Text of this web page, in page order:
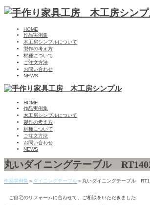
HOME
作品実例集
木工房シンプルについて
製作の考え方
材種について
ご注文方法
お問い合わせ
NEWS
HOME
作品実例集
木工房シンプルについて
製作の考え方
材種について
ご注文方法
お問い合わせ
NEWS
丸いダイニングテーブル
作品実例集＞ ダイニングテーブル＞丸いダイニングテーブル
ご自宅のリフォームに合わせて、ご相談をいただきました